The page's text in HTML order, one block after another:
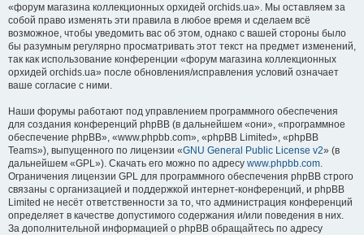
«форум магазина коллекционных орхидей orchids.ua». Мы оставляем за
собой право изменять эти правила в любое время и сделаем всё
возможное, чтобы уведомить вас об этом, однако с вашей стороны было
бы разумным регулярно просматривать этот текст на предмет изменений,
так как использование конференции «форум магазина коллекционных
орхидей orchids.ua» после обновления/исправления условий означает
ваше согласие с ними.
Наши форумы работают под управлением программного обеспечения
для создания конференций phpBB (в дальнейшем «они», «программное
обеспечение phpBB», «www.phpbb.com», «phpBB Limited», «phpBB
Teams»), выпущенного по лицензии «GNU General Public License v2» (в
дальнейшем «GPL»). Скачать его можно по адресу www.phpbb.com.
Ограничения лицензии GPL для программного обеспечения phpBB строго
связаны с организацией и поддержкой интернет-конференций, и phpBB
Limited не несёт ответственности за то, что администрация конференций
определяет в качестве допустимого содержания и/или поведения в них.
За дополнительной информацией о phpBB обращайтесь по адресу